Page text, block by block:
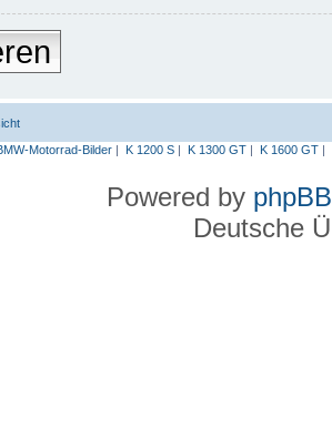
Motorrad-Bilder| K 1200 S| K 1300 GT| K 1600 GT|
Powered by phpBB
Deutsche